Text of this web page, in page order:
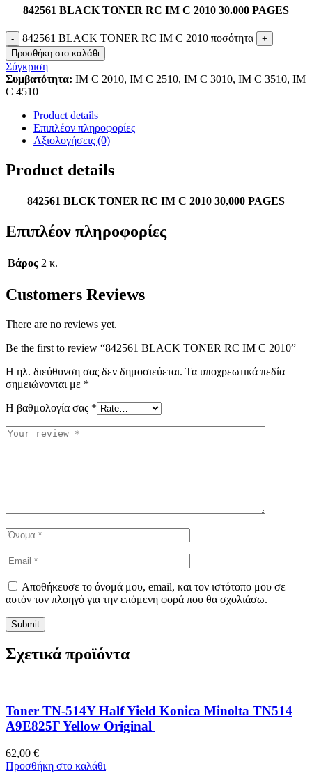
842561 BLACK TONER RC IM C 2010 30.000 PAGES
842561 BLACK TONER RC IM C 2010 ποσότητα
Προσθήκη στο καλάθι
Σύγκριση
Συμβατότητα: IM C 2010, IM C 2510, IM C 3010, IM C 3510, IM
C 4510
Product details
Επιπλέον πληροφορίες
Αξιολογήσεις (0)
Product details
842561 BLCK TONER RC IM C 2010 30,000 PAGES
Επιπλέον πληροφορίες
Βάρος 2 κ.
Customers Reviews
There are no reviews yet.
Be the first to review “842561 BLACK TONER RC IM C 2010”
Η ηλ. διεύθυνση σας δεν δημοσιεύεται. Τα υποχρεωτικά πεδία
σημειώνονται με *
Η βαθμολογία σας *
Αποθήκευσε το όνομά μου, email, και τον ιστότοπο μου σε
αυτόν τον πλοηγό για την επόμενη φορά που θα σχολιάσω.
Σχετικά προϊόντα
Toner TN-514Y Half Yield Konica Minolta TN514
A9E825F Yellow Original
62,00 €
Προσθήκη στο καλάθι